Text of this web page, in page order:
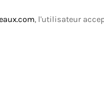
, l'utilisateur